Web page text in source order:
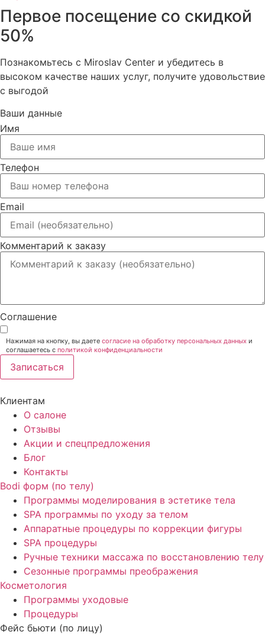
Первое посещение со скидкой
50%
Познакомьтесь с Miroslav Сenter и убедитесь в
высоком качестве наших услуг, получите удовольствие
с выгодой
Ваши данные
Имя
Телефон
Email
Комментарий к заказу
Соглашение
Нажимая на кнопку, вы даете согласие на обработку персональных данных и
соглашаетесь c политикой конфиденциальности
Записаться
Клиентам
О салоне
Отзывы
Акции и спецпредложения
Блог
Контакты
Bodi форм (по телу)
Программы моделирования в эстетике тела
SPA программы по уходу за телом
Аппаратные процедуры по коррекции фигуры
SPA процедуры
Ручные техники массажа по восстановлению телу
Сезонные программы преображения
Косметология
Программы уходовые
Процедуры
Фейс бьюти (по лицу)